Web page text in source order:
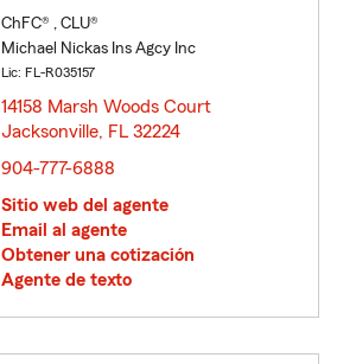
ChFC® , CLU®
Michael Nickas Ins Agcy Inc
Lic: FL-R035157
14158 Marsh Woods Court
Jacksonville, FL 32224
904-777-6888
Sitio web del agente
Email al agente
Obtener una cotización
Agente de texto